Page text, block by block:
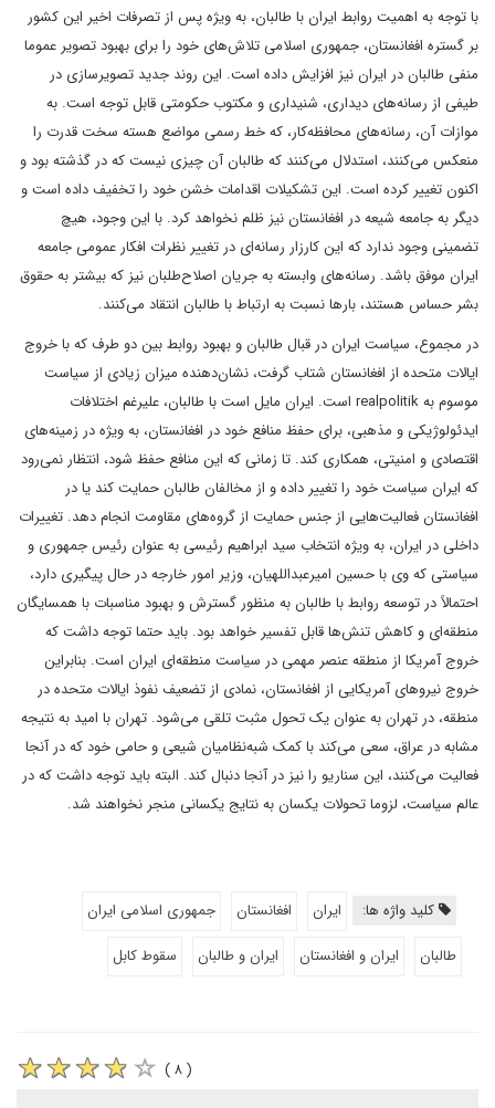
با توجه به اهمیت روابط ایران با طالبان، به ویژه پس از تصرفات اخیر این کشور
بر گستره افغانستان، جمهوری اسلامی تلاش‌های خود را برای بهبود تصویر عموما
منفی طالبان در ایران نیز افزایش داده است. این روند جدید تصویرسازی در
طیفی از رسانه‌های دیداری، شنیداری و مکتوب حکومتی قابل توجه است. به
موازات آن، رسانه‌های محافظه‌کار، که خط رسمی مواضع هسته سخت قدرت را
منعکس می‌کنند، استدلال می‌کنند که طالبان آن چیزی نیست که در گذشته بود و
اکنون تغییر کرده است. این تشکیلات اقدامات خشن خود را تخفیف داده است و
دیگر به جامعه شیعه در افغانستان نیز ظلم نخواهد کرد. با این وجود، هیچ
تضمینی وجود ندارد که این کارزار رسانه‌ای در تغییر نظرات افکار عمومی جامعه
ایران موفق باشد. رسانه‌های وابسته به جریان اصلاح‌طلبان نیز که بیشتر به حقوق
بشر حساس هستند، بارها نسبت به ارتباط با طالبان انتقاد می‌کنند.
در مجموع، سیاست ایران در قبال طالبان و بهبود روابط بین دو طرف که با خروج
ایالات متحده از افغانستان شتاب گرفت، نشان‌دهنده میزان زیادی از سیاست
موسوم به realpolitik است. ایران مایل است با طالبان، علیرغم اختلافات
ایدئولوژیکی و مذهبی، برای حفظ منافع خود در افغانستان، به ویژه در زمینه‌های
اقتصادی و امنیتی، همکاری کند. تا زمانی که این منافع حفظ شود، انتظار نمی‌رود
که ایران سیاست خود را تغییر داده و از مخالفان طالبان حمایت کند یا در
افغانستان فعالیت‌هایی از جنس حمایت از گروه‌های مقاومت انجام دهد. تغییرات
داخلی در ایران، به ویژه انتخاب سید ابراهیم رئیسی به عنوان رئیس جمهوری و
سیاستی که وی با حسین امیرعبداللهیان، وزیر امور خارجه در حال پیگیری دارد،
احتمالاً در توسعه روابط با طالبان به منظور گسترش و بهبود مناسبات با همسایگان
منطقه‌ای و کاهش تنش‌ها قابل تفسیر خواهد بود. باید حتما توجه داشت که
خروج آمریکا از منطقه عنصر مهمی در سیاست منطقه‌ای ایران است. بنابراین
خروج نیروهای آمریکایی از افغانستان، نمادی از تضعیف نفوذ ایالات متحده در
منطقه، در تهران به عنوان یک تحول مثبت تلقی می‌شود. تهران با امید به نتیجه
مشابه در عراق، سعی می‌کند با کمک شبه‌نظامیان شیعی و حامی خود که در آنجا
فعالیت می‌کنند، این سناریو را نیز در آنجا دنبال کند. البته باید توجه داشت که در
عالم سیاست، لزوما تحولات یکسان به نتایج یکسانی منجر نخواهند شد.
کلید واژه ها: ایران افغانستان
جمهوری اسلامی ایران
طالبان
ایران و افغانستان ایران و طالبان سقوط کابل
( ۸ )